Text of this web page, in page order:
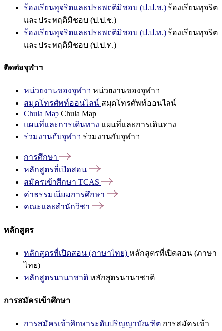
ร้องเรียนทุจริตและประพฤติมิชอบ (ป.ป.ช.) ร้องเรียนทุจริต
และประพฤติมิชอบ (ป.ป.ช.)
ร้องเรียนทุจริตและประพฤติมิชอบ (ป.ป.ท.) ร้องเรียนทุจริต
และประพฤติมิชอบ (ป.ป.ท.)
ติดต่อจุฬาฯ
หน่วยงานของจุฬาฯ หน่วยงานของจุฬาฯ
สมุดโทรศัพท์ออนไลน์ สมุดโทรศัพท์ออนไลน์
Chula Map Chula Map
แผนที่และการเดินทาง แผนที่และการเดินทาง
ร่วมงานกับจุฬาฯ ร่วมงานกับจุฬาฯ
การศึกษา
หลักสูตรที่เปิดสอน
สมัครเข้าศึกษา TCAS
ค่าธรรมเนียมการศึกษา
คณะและสำนักวิชา
หลักสูตร
หลักสูตรที่เปิดสอน (ภาษาไทย) หลักสูตรที่เปิดสอน (ภาษา
ไทย)
หลักสูตรนานาชาติ หลักสูตรนานาชาติ
การสมัครเข้าศึกษา
การสมัครเข้าศึกษาระดับปริญญาบัณฑิต การสมัครเข้า